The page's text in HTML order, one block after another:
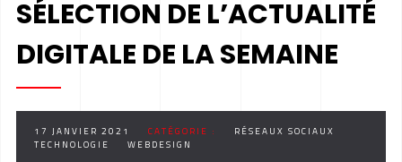
SÉLECTION DE L’ACTUALITÉ
DIGITALE DE LA SEMAINE
17 JANVIER 2021 CATÉGORIE :
RÉSEAUX SOCIAUX
TECHNOLOGIE
WEBDESIGN